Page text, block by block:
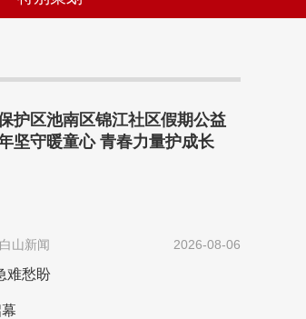
护区池南区锦江社区假期公益
坚守暖童心 青春力量护成长
2026-08-06
山新闻
难愁盼